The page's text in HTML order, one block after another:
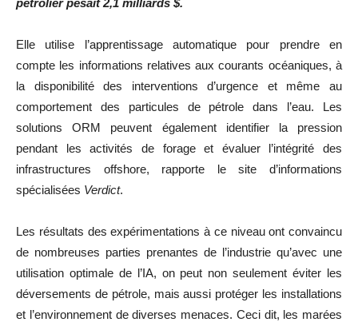
pétrolier pesait 2,1 milliards $.
Elle utilise l’apprentissage automatique pour prendre en
compte les informations relatives aux courants océaniques, à
la disponibilité des interventions d’urgence et même au
comportement des particules de pétrole dans l’eau. Les
solutions ORM peuvent également identifier la pression
pendant les activités de forage et évaluer l’intégrité des
infrastructures offshore, rapporte le site d’informations
spécialisées Verdict.
Les résultats des expérimentations à ce niveau ont convaincu
de nombreuses parties prenantes de l’industrie qu’avec une
utilisation optimale de l’IA, on peut non seulement éviter les
déversements de pétrole, mais aussi protéger les installations
et l’environnement de diverses menaces. Ceci dit, les marées